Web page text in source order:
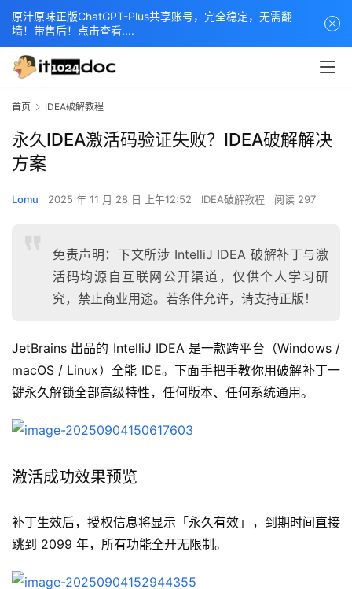
首页 IDEA破解教程
永久IDEA激活码验证失败？IDEA破解解决
方案
Lomu 2025 年 11 月 28 日 上午12:52 IDEA破解教程 阅读 297
免责声明：下文所涉 IntelliJ IDEA 破解补丁与激
活码均源自互联网公开渠道，仅供个人学习研
究，禁止商业用途。若条件允许，请支持正版！
JetBrains 出品的 IntelliJ IDEA 是一款跨平台（Windows /
macOS / Linux）全能 IDE。下面手把手教你用破解补丁一
键永久解锁全部高级特性，任何版本、任何系统通用。
激活成功效果预览
补丁生效后，授权信息将显示「永久有效」，到期时间直接
跳到 2099 年，所有功能全开无限制。
原汁原味正版ChatGPT-Plus共享账号，完全稳定，无需翻
墙！带售后！点击查看....